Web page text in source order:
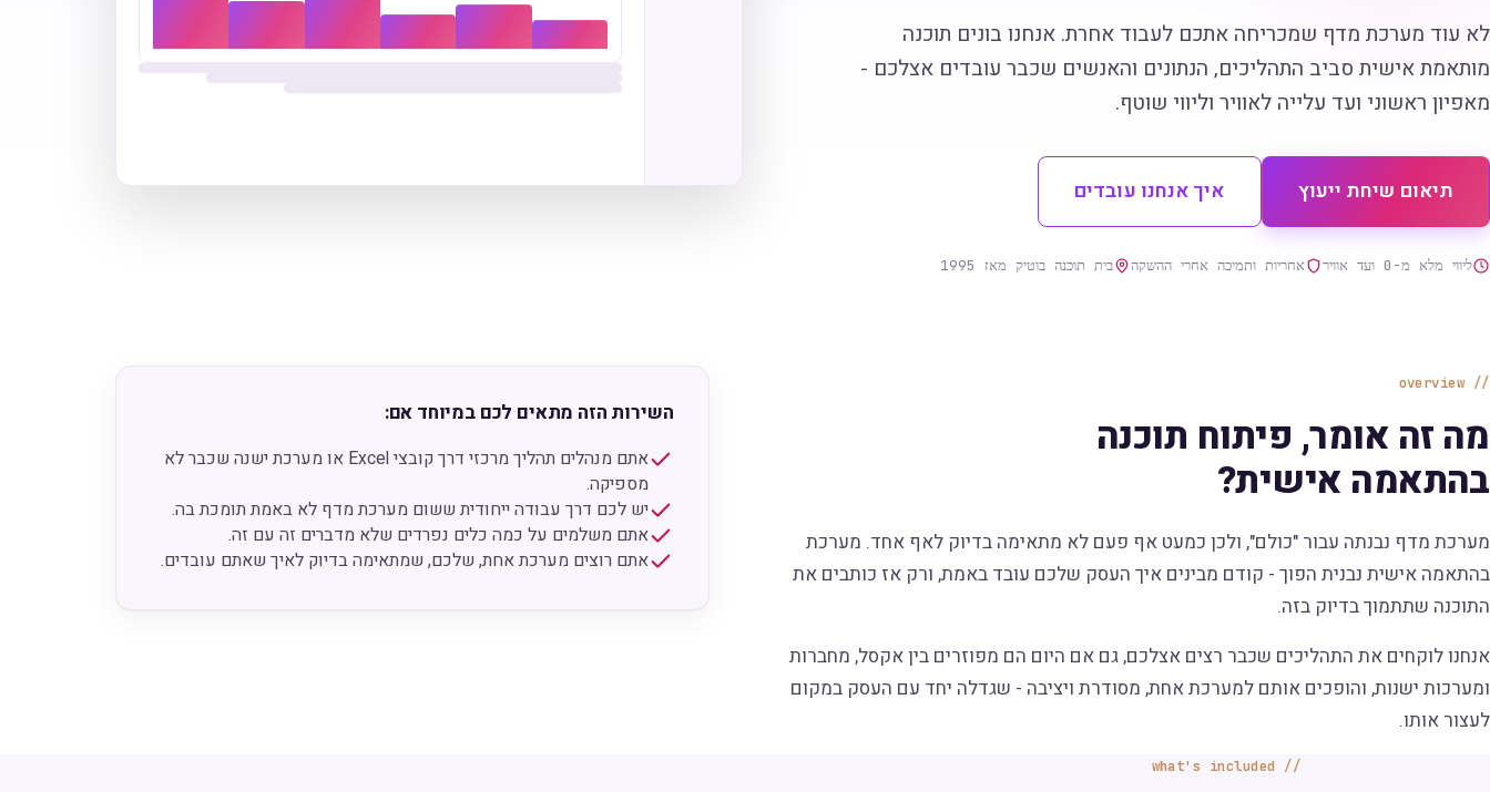
לא עוד מערכת מדף שמכריחה אתכם לעבוד אחרת. אנחנו בונים תוכנה
מותאמת אישית סביב התהליכים, הנתונים והאנשים שכבר עובדים אצלכם -
מאפיון ראשוני ועד עלייה לאוויר וליווי שוטף.
תיאום שיחת ייעוץ איך אנחנו עובדים
ליווי מלא מ-0 ועד אוויר אחריות ותמיכה אחרי ההשקה בית תוכנה בוטיק מאז 1995
overview
מה זה אומר, פיתוח תוכנה
בהתאמה אישית?
מערכת מדף נבנתה עבור "כולם", ולכן כמעט אף פעם לא מתאימה בדיוק לאף אחד. מערכת
בהתאמה אישית נבנית הפוך - קודם מבינים איך העסק שלכם עובד באמת, ורק אז כותבים את
התוכנה שתתמוך בדיוק בזה.
אנחנו לוקחים את התהליכים שכבר רצים אצלכם, גם אם היום הם מפוזרים בין אקסל, מחברות
ומערכות ישנות, והופכים אותם למערכת אחת, מסודרת ויציבה - שגדלה יחד עם העסק במקום
לעצור אותו.
השירות הזה מתאים לכם במיוחד אם:
אתם מנהלים תהליך מרכזי דרך קובצי Excel או מערכת ישנה שכבר לא
מספיקה.
יש לכם דרך עבודה ייחודית ששום מערכת מדף לא באמת תומכת בה.
אתם משלמים על כמה כלים נפרדים שלא מדברים זה עם זה.
אתם רוצים מערכת אחת, שלכם, שמתאימה בדיוק לאיך שאתם עובדים.
what's included